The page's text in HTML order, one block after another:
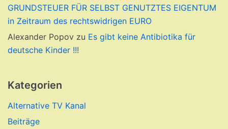
GRUNDSTEUER FÜR SELBST GENUTZTES EIGENTUM
in Zeitraum des rechtswidrigen EURO
Alexander Popov zu Es gibt keine Antibiotika für
deutsche Kinder !!!
Kategorien
Alternative TV Kanal
Beiträge